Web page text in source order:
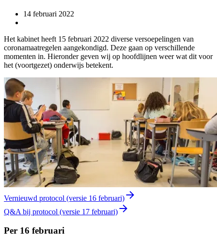
14 februari 2022
Het kabinet heeft 15 februari 2022 diverse versoepelingen van
coronamaatregelen aangekondigd. Deze gaan op verschillende
momenten in. Hieronder geven wij op hoofdlijnen weer wat dit voor
het (voortgezet) onderwijs betekent.
Vernieuwd protocol (versie 16 februari)
Q&A bij protocol (versie 17 februari)
Per 16 februari